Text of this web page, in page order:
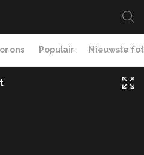
ons Populair Nieuwste